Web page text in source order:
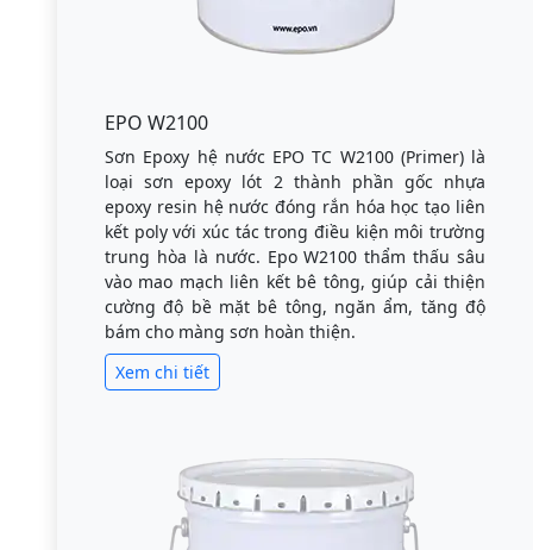
EPO W2100
Sơn Epoxy hệ nước EPO TC W2100 (Primer) là
loại sơn epoxy lót 2 thành phần gốc nhựa
epoxy resin hệ nước đóng rắn hóa học tạo liên
kết poly với xúc tác trong điều kiện môi trường
trung hòa là nước. Epo W2100 thẩm thấu sâu
vào mao mạch liên kết bê tông, giúp cải thiện
cường độ bề mặt bê tông, ngăn ẩm, tăng độ
bám cho màng sơn hoàn thiện.
Xem chi tiết